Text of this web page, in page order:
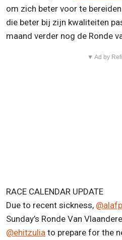
om zich beter voor te
die beter bij zijn kwaliteiten
maand verder nog de Ronde
▼ Ad by
RACE CALENDAR UPDATE
Due to recent sickness,
Sunday’s Ronde Van
@ehitzulia to prepare for the